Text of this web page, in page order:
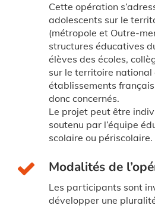
Cette opération
adolescents sur le
(métropole et Outre-
structures éducatives
élèves des écoles,
sur le territoire national
établissements
donc concernés.
Le projet peut être
soutenu par l’équipe
scolaire ou périscolaire.
Modalités de
Les participants sont
développer une